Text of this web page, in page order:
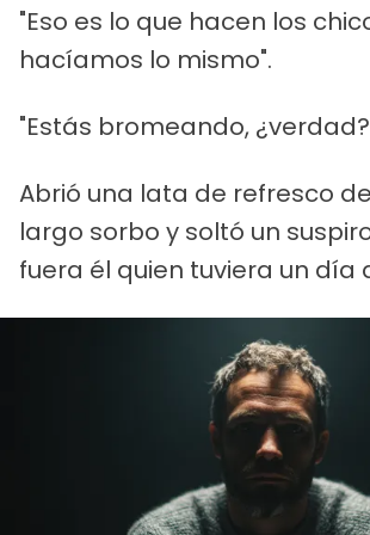
"Eso es lo que hacen los
hacíamos lo mismo".
"Estás bromeando,
Abrió una lata de refresco
largo sorbo y soltó un
fuera él quien tuviera un día